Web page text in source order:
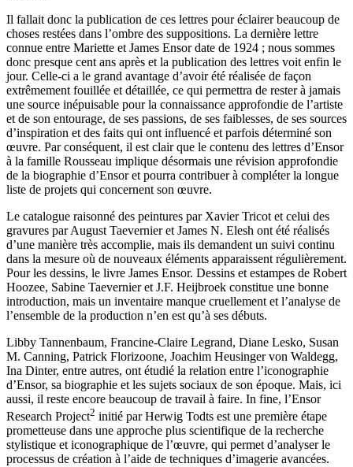
Il fallait donc la publication de ces lettres pour éclairer beaucoup de
choses restées dans l’ombre des suppositions. La dernière lettre
connue entre Mariette et James Ensor date de 1924 ; nous sommes
donc presque cent ans après et la publication des lettres voit enfin le
jour. Celle-ci a le grand avantage d’avoir été réalisée de façon
extrêmement fouillée et détaillée, ce qui permettra de rester à jamais
une source inépuisable pour la connaissance approfondie de l’artiste
et de son entourage, de ses passions, de ses faiblesses, de ses sources
d’inspiration et des faits qui ont influencé et parfois déterminé son
œuvre. Par conséquent, il est clair que le contenu des lettres d’Ensor
à la famille Rousseau implique désormais une révision approfondie
de la biographie d’Ensor et pourra contribuer à compléter la longue
liste de projets qui concernent son œuvre.
Le catalogue raisonné des peintures par Xavier Tricot et celui des
gravures par August Taevernier et James N. Elesh ont été réalisés
d’une manière très accomplie, mais ils demandent un suivi continu
dans la mesure où de nouveaux éléments apparaissent régulièrement.
Pour les dessins, le livre James Ensor. Dessins et estampes de Robert
Hoozee, Sabine Taevernier et J.F. Heijbroek constitue une bonne
introduction, mais un inventaire manque cruellement et l’analyse de
l’ensemble de la production n’en est qu’à ses débuts.
Libby Tannenbaum, Francine-Claire Legrand, Diane Lesko, Susan
M. Canning, Patrick Florizoone, Joachim Heusinger von Waldegg,
Ina Dinter, entre autres, ont étudié la relation entre l’iconographie
d’Ensor, sa biographie et les sujets sociaux de son époque. Mais, ici
aussi, il reste encore beaucoup de travail à faire. In fine, l’Ensor
Research Project2 initié par Herwig Todts est une première étape
prometteuse dans une approche plus scientifique de la recherche
stylistique et iconographique de l’œuvre, qui permet d’analyser le
processus de création à l’aide de techniques d’imagerie avancées.